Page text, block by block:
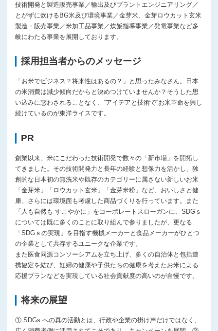
技術開発と製造販売事業／輸出及びプラントエンジニアリング／
とがずに炊けるBG米及び環境事業／金芽米、金芽ロウカット玄米
製造・販売事業／米加工品事業／炊飯指導事業／発電事業など多
岐にわたる事業を展開しております。
採用担当者からのメッセージ
「お米でビジネス？将来性はあるの？」と思ったみなさん。日本
の米消費は減少傾向だからと決めつけていませんか？そうした思
い込みに惑わされることなく、”アイデアと技術で“お米革命を興し
続けているのが東洋ライスです。
PR
創業以来、米にこだわった技術開発で数々の「新市場」を開拓し
てきました。その技術開発力と長年の経験と想像力を活かし、独
創的な日本初の無洗米や既存のカテゴリーに属さない新しいお米
「金芽米」「ロウカット玄米」「金芽米粉」など、おいしさと健
康、さらには環境面も考慮した商品づくりを行っています。また
「人も自然も すこやかに」をコーポレートスローガンに、SDGｓ
については既に多くのことに取り組んで参りましたが、更なる
「SDGｓの実現」を目指す機械メーカーと食品メーカーがひとつ
の企業として共存するユニークな企業です。
また医食同源コンソーシアムを立ち上げ、多くの自治体と包括連
携協定を結び、妊婦の健康や子供たちの健康を考えたお米による
応援プランなどを実現している社会貢献度の高いのが自慢です。
将来の展望
① SDGs への真の活動とは、行政や企業の掛け声だけではなく、